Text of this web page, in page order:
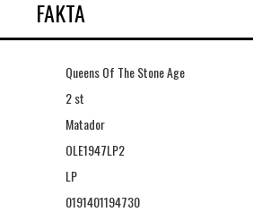
FAKTA
Queens Of The Stone Age
2 st
Matador
OLE1947LP2
LP
0191401194730